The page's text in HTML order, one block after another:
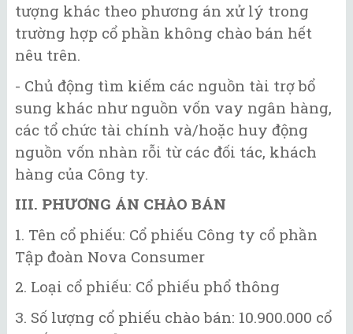
tượng khác theo phương án xử lý trong
trường hợp cổ phần không chào bán hết
nêu trên.
- Chủ động tìm kiếm các nguồn tài trợ bổ
sung khác như nguồn vốn vay ngân hàng,
các tổ chức tài chính và/hoặc huy động
nguồn vốn nhàn rỗi từ các đối tác, khách
hàng của Công ty.
III. PHƯƠNG ÁN CHÀO BÁN
1. Tên cổ phiếu: Cổ phiếu Công ty cổ phần
Tập đoàn Nova Consumer
2. Loại cổ phiếu: Cổ phiếu phổ thông
3. Số lượng cổ phiếu chào bán: 10.900.000 cổ